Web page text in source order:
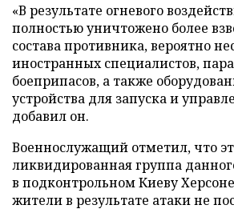
«В результате огневого
полностью уничтожено более
состава противника, вероятно
иностранных специалистов,
боеприпасов, а также
устройства для запуска и
добавил он.
Военнослужащий отметил, что
ликвидированная группа
в подконтрольном Киеву
жители в результате атаки не